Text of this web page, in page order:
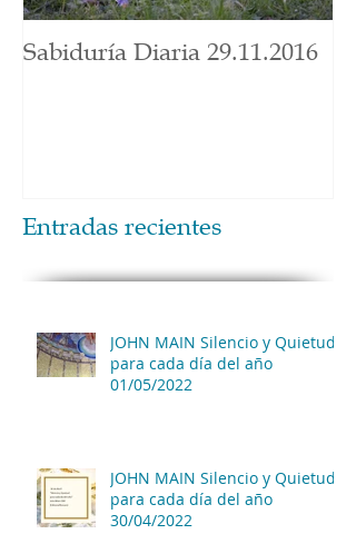
Sabiduría Diaria 29.11.2016
Entradas recientes
JOHN MAIN Silencio y Quietud
para cada día del año
01/05/2022
JOHN MAIN Silencio y Quietud
para cada día del año
30/04/2022